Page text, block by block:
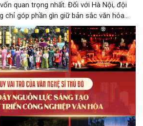
quan trọng nhất. Đối với Hà Nội, đội
chỉ góp phần gìn giữ bản sắc văn hóa
tâm trong quá trình hình thành các sản
hóa có giá trị. Khơi dậy, phát huy và tạo
sáng tạo ấy phát triển sẽ là “chìa khóa”
quả tiềm năng văn hóa, nâng cao năng
định vị thế của một trung tâm sáng tạo